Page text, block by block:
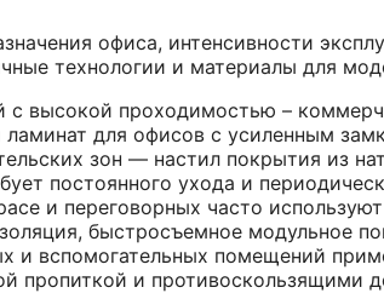
офиса, интенсивности
технологии и материалы для
высокой проходимостью –
ламинат для офисов с усиленным
зон — настил покрытия из
постоянного ухода и
и переговорных часто
быстросъемное модульное
и вспомогательных помещений
пропиткой и противоскользящими